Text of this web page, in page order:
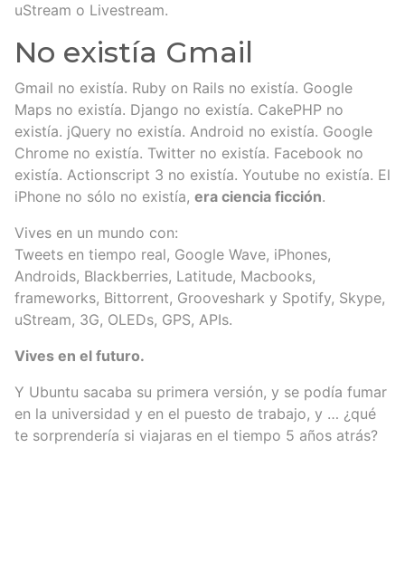
uStream o Livestream.
No existía Gmail
Gmail no existía. Ruby on Rails no existía. Google
Maps no existía. Django no existía. CakePHP no
existía. jQuery no existía. Android no existía. Google
Chrome no existía. Twitter no existía. Facebook no
existía. Actionscript 3 no existía. Youtube no existía. El
iPhone no sólo no existía, era ciencia ficción.
Vives en un mundo con:
Tweets en tiempo real, Google Wave, iPhones,
Androids, Blackberries, Latitude, Macbooks,
frameworks, Bittorrent, Grooveshark y Spotify, Skype,
uStream, 3G, OLEDs, GPS, APIs.
Vives en el futuro.
Y Ubuntu sacaba su primera versión, y se podía fumar
en la universidad y en el puesto de trabajo, y … ¿qué
te sorprendería si viajaras en el tiempo 5 años atrás?